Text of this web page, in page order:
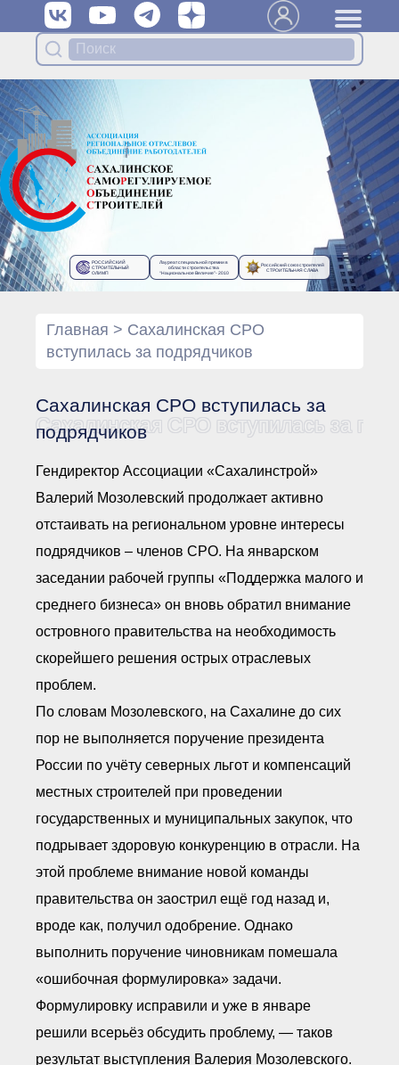
Органы управления Ассоциации
● Общее собрание членов
● Генеральный директор
Специализированные органы
● Контрольный комитет
● Дисциплинарный комитет
● Архив
Протоколы органов управления
Документы Ассоциации
● Организационные
документы
● Сбор предложений во
Финансовая отчетность
Компенсационный фонд
Реестры Ассоциации
Ассоциации
● Реестр членов
осуществляющих
● Реестр членов
● Реестр членов
Застройщиков
● Реестр членов
Ассоциации — технических
Ассоциации с правом
● Реестр членов СРО
имеющих строительные
лаборатории
Архив реестров
Общественный контроль
открытости
Антикоррупционная политика
Видеоматериалы
Членство в НКО
РОССИЙСКИЙ
СТРОИТЕЛЬНЫЙ
ОЛИМП
Лауреат специальной премии в
области строительства
“Национальное Величие”- 2010
Российский союз строителей
СТРОИТЕЛЬНАЯ СЛАВА
Главная > Сахалинская СРО
вступилась за подрядчиков
Сахалинская СРО вступилась за
подрядчиков
Сахалинская СРО вступилась за
Гендиректор Ассоциации «Сахалинстрой»
Валерий Мозолевский продолжает активно
отстаивать на региональном уровне интересы
подрядчиков – членов СРО. На январском
заседании рабочей группы «Поддержка малого и
среднего бизнеса» он вновь обратил внимание
островного правительства на необходимость
скорейшего решения острых отраслевых
проблем.
По словам Мозолевского, на Сахалине до сих
пор не выполняется поручение президента
России по учёту северных льгот и компенсаций
местных строителей при проведении
государственных и муниципальных закупок, что
подрывает здоровую конкуренцию в отрасли. На
этой проблеме внимание новой команды
правительства он заострил ещё год назад и,
вроде как, получил одобрение. Однако
выполнить поручение чиновникам помешала
«ошибочная формулировка» задачи.
Формулировку исправили и уже в январе
решили всерьёз обсудить проблему, — таков
результат выступления Валерия Мозолевского.